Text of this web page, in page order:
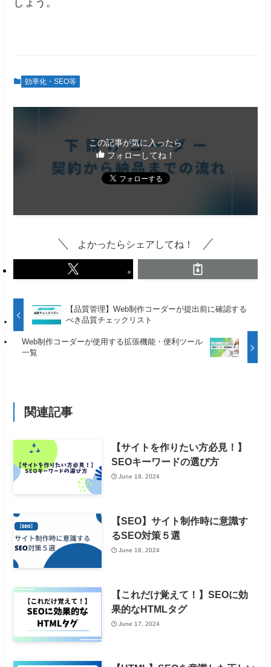
効率化・SEO等
この記事が気に入ったら
フォローしてね！
よかったらシェアしてね！
【品質管理】Web制作コーダーが提出前に確認する
べき品質チェックリスト
Web制作コーダーが使用する拡張機能・便利ツール
一覧
関連記事
【サイトを作りたい方必見！】
SEOキーワードの選び方
June 19, 2024
【SEO】サイト制作時に意識す
るSEO対策５選
June 18, 2024
【これだけ覚えて！】SEOに効
果的なHTMLタグ
June 17, 2024